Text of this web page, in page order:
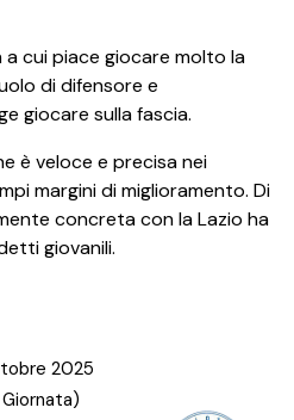
cui piace giocare molto la
di difensore e
giocare sulla fascia.
è veloce e precisa nei
margini di miglioramento. Di
concreta con la Lazio ha
giovanili.
2025
Giornata)